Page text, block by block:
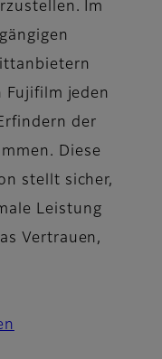
Im
Fujifilm jeden
der
Diese
stellt sicher,
Leistung
Vertrauen,